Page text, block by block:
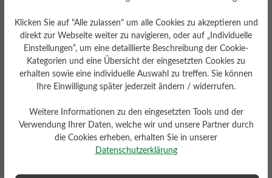
100% Zehenfreiheit Barfußschuh Extrem
leicht Für Einlagen geeignet Hallux valgus
geeignet Hoher Trendfaktor KäuferInnen
Empfehlung
Leichter Einstieg Stil - Elegant
E
l119
,00
159,
00 €
auswählen
409 511 706 860
Klicken Sie auf "Alle zulassen" um alle Cookies zu akzeptieren und
direkt zur Webseite weiter zu navigieren, oder auf „Individuelle
Einstellungen“, um eine detaillierte Beschreibung der Cookie-
Kategorien und eine Übersicht der eingesetzten Cookies zu
erhalten sowie eine individuelle Auswahl zu treffen. Sie können
Ihre Einwilligung später jederzeit ändern / widerrufen.
Weitere Informationen zu den eingesetzten Tools und der
Verwendung Ihrer Daten, welche wir und unsere Partner durch
die Cookies erheben, erhalten Sie in unserer
Datenschutzerklärung